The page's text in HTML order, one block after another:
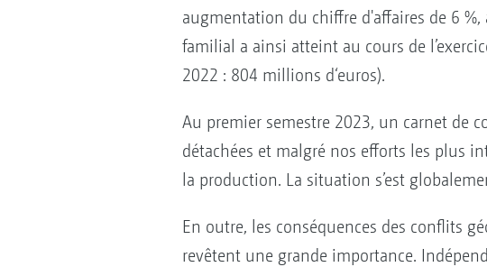
augmentation du chiffre d'affaires de 6 %,
familial a ainsi atteint au cours de
2022 : 804 millions d‘euros).
Au premier semestre 2023, un carnet de
détachées et malgré nos efforts les plus
la production. La situation s’est
En outre, les conséquences des conflits
revêtent une grande importance.